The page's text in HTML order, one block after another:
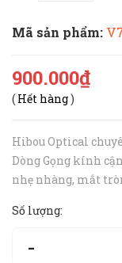
Mã sản phẩm:
900.000₫
( Hết hàng)
Hibou Optical
Dòng Gọng kính
nhẹ nhàng, mắt
thường. Lõi kim loại
Số lượng:
-